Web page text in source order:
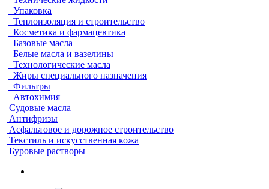
Упаковка
Теплоизоляция и строительство
Косметика и фармацевтика
Базовые масла
Белые масла и вазелины
Технологические масла
Жиры специального назначения
Фильтры
Автохимия
Судовые масла
Антифризы
Асфальтовое и дорожное строительство
Текстиль и искусственная кожа
Буровые растворы